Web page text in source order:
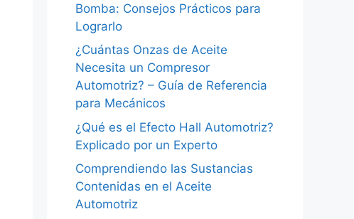
Bomba: Consejos Prácticos para
Lograrlo
¿Cuántas Onzas de Aceite
Necesita un Compresor
Automotriz? – Guía de Referencia
para Mecánicos
¿Qué es el Efecto Hall Automotriz?
Explicado por un Experto
Comprendiendo las Sustancias
Contenidas en el Aceite
Automotriz